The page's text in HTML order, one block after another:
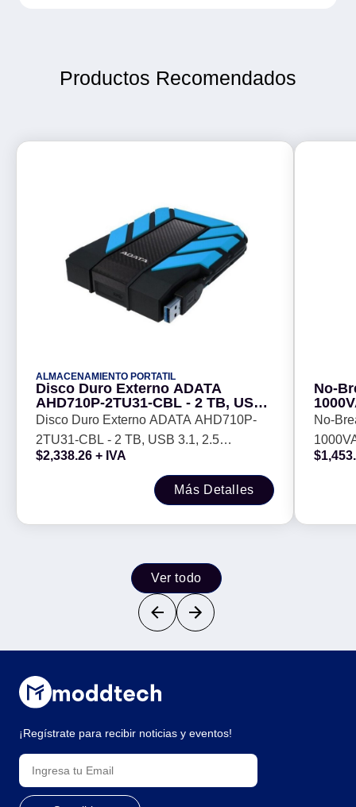
Productos Recomendados
ALMACENAMIENTO PORTATIL
Disco Duro Externo ADATA
AHD710P-2TU31-CBL - 2 TB, USB
3.1, 2.5 pulgadas, Azul
Disco Duro Externo ADATA AHD710P-
2TU31-CBL - 2 TB, USB 3.1, 2.5
pulgadas, Azul
$2,338.26 + IVA
Más Detalles
No-
8
No-
$
Ver todo
¡Regístrate para recibir noticias y eventos!